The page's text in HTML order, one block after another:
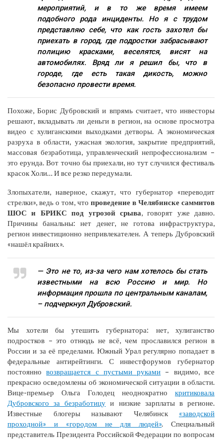
мероприятий, и в то же время имеем
подобного рода инциденты. Но я с трудом
представляю себе, что как гость захотел бы
приехать в город, где подростки забрасывают
полицию красками, веселятся, висят на
автомобилях. Вряд ли я решил бы, что в
городе, где есть такая дикость, можно
безопасно провести время.
Похоже, Борис Дубровский и впрямь считает, что инвесторы
решают, вкладывать ли деньги в регион, на основе просмотра
видео с хулиганскими выходками детворы. А экономическая
разруха в области, ужасная экология, закрытие предприятий,
массовая безработица, управленческий непрофессионализм –
это ерунда. Вот точно бы приехали, но тут случился фестиваль
красок Холи… И все резко передумали.
Злопыхатели, наверное, скажут, что губернатор «переводит
стрелки», ведь о том, что проведение в Челябинске саммитов
ШОС и БРИКС под угрозой срыва, говорят уже давно.
Причины банальны: нет денег, не готова инфраструктура,
регион инвестиционно непривлекателен. А теперь Дубровский
«нашёл крайних».
— Это не то, из-за чего нам хотелось бы стать
известными на всю Россию и мир. Но
информация прошла по центральным каналам,
– подчеркнул Дубровский.
Мы хотели бы утешить губернатора: нет, хулиганство
подростков – это отнюдь не всё, чем прославился регион в
России и за её пределами. Южный Урал регулярно попадает в
федеральные антирейтинги. С инвестфорумов губернатор
постоянновозвращается с пустыми руками – видимо, все
прекрасно осведомлены об экономической ситуации в области.
Вице-премьер Ольга Голодец неоднократно критиковала
Дубровского за безработицу и низкие зарплаты в регионе.
Известные блогеры называют Челябинск «заводской
проходной» и «городом не для людей». Специальный
представитель Президента Российской Федерации по вопросам